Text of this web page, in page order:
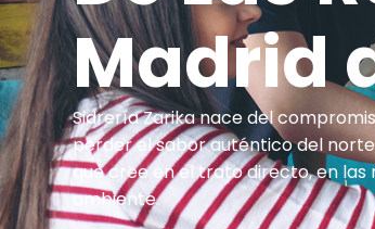
Madrid
Sidrería Zarika nace del
perder el sabor auténtico del
que cree en el trato directo, en
ambiente.